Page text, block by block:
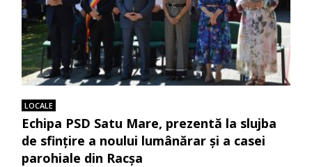
LOCALE
Echipa PSD Satu Mare, prezentă la slujba
de sfințire a noului lumânărar și a casei
parohiale din Racșa